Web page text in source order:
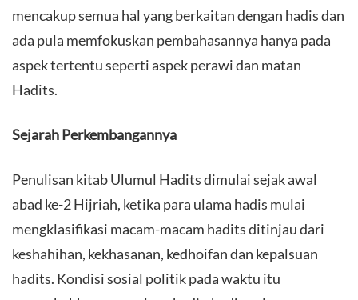
mencakup semua hal yang berkaitan dengan hadis dan
ada pula memfokuskan pembahasannya hanya pada
aspek tertentu seperti aspek perawi dan matan
Hadits.
Sejarah Perkembangannya
Penulisan kitab Ulumul Hadits dimulai sejak awal
abad ke-2 Hijriah, ketika para ulama hadis mulai
mengklasifikasi macam-macam hadits ditinjau dari
keshahihan, kekhasanan, kedhoifan dan kepalsuan
hadits. Kondisi sosial politik pada waktu itu